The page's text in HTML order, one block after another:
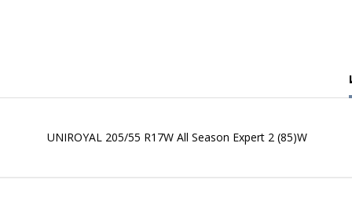
UNIROYAL 205/55 R17W All Season Expert 2 (85)W